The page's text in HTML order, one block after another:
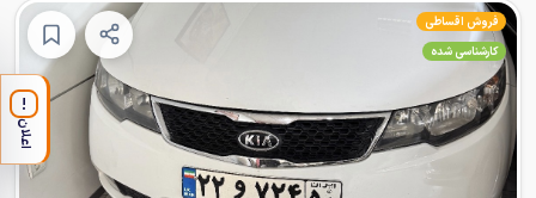
فروش اقساطی
کارشناسی شده
!
اعلان